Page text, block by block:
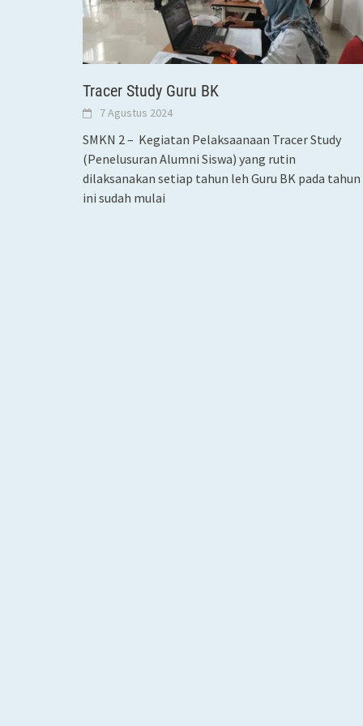
Tracer Study Guru BK
7 Agustus 2024
SMKN 2 – Kegiatan Pelaksaanaan Tracer Study
(Penelusuran Alumni Siswa) yang rutin
dilaksanakan setiap tahun leh Guru BK pada tahun
ini sudah mulai